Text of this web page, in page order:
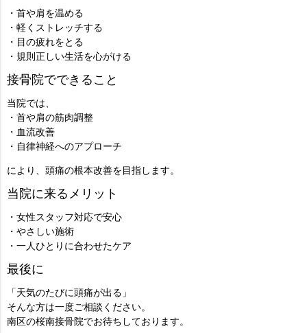
・首や肩を温める
・軽くストレッチする
・目の疲れをとる
・規則正しい生活を心がける
接骨院でできること
当院では、
・首や肩の筋肉調整
・血流改善
・自律神経へのアプローチ
により、頭痛の根本改善を目指します。
当院に来るメリット
・女性スタッフ対応で安心
・やさしい施術
・一人ひとりに合わせたケア
最後に
「天気のたびに頭痛が出る」
そんな方は一度ご相談ください。
南区の桜南接骨院でお待ちしております。